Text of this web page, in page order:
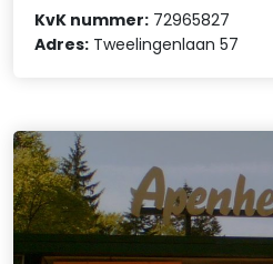
KvK nummer: 72965827
Adres: Tweelingenlaan 57